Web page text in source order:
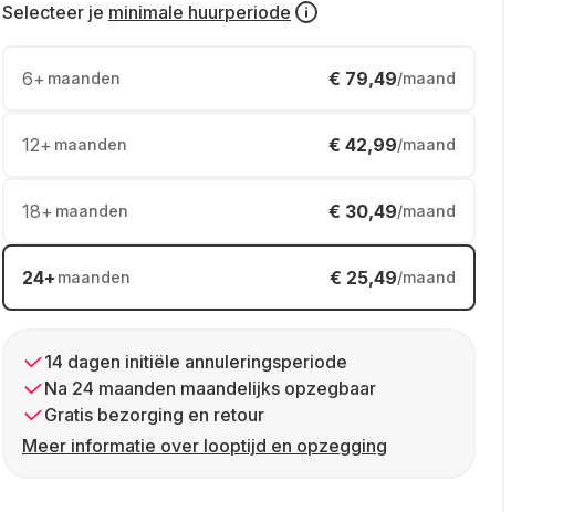
Selecteer je minimale huurperiode
6+ maanden € 79,49/maand
12+ maanden € 42,99/maand
18+ maanden € 30,49/maand
24+ maanden € 25,49/maand
14 dagen initiële annuleringsperiode
Na 24 maanden maandelijks opzegbaar
Gratis bezorging en retour
Meer informatie over looptijd en opzegging